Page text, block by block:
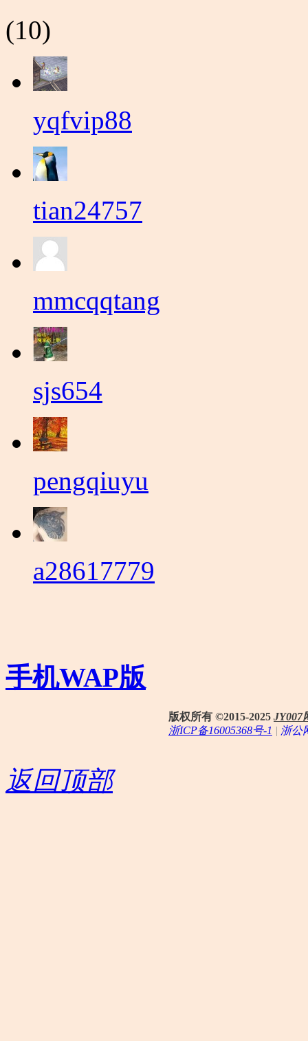
(10)
yqfvip88
tian24757
mmcqqtang
sjs654
pengqiuyu
a28617779
手机WAP版
版权所有 ©2015-2025 JY007
浙ICP备16005368号-1 | 浙公
返回顶部